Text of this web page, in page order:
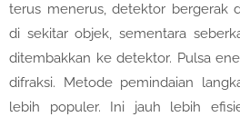
terus menerus, detektor bergerak
di sekitar objek, sementara
ditembakkan ke detektor. Pulsa
difraksi. Metode pemindaian
lebih populer. Ini jauh lebih